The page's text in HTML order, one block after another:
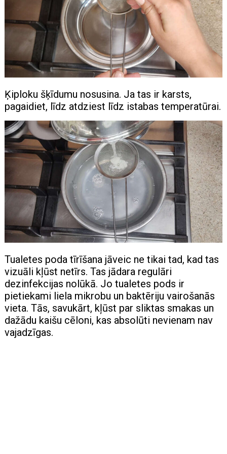
Ķiploku šķīdumu nosusina. Ja tas ir karsts,
pagaidiet, līdz atdziest līdz istabas temperatūrai.
Tualetes poda tīrīšana jāveic ne tikai tad, kad tas
vizuāli kļūst netīrs. Tas jādara regulāri
dezinfekcijas nolūkā. Jo tualetes pods ir
pietiekami liela mikrobu un baktēriju vairošanās
vieta. Tās, savukārt, kļūst par sliktas smakas un
dažādu kaišu cēloni, kas absolūti nevienam nav
vajadzīgas.